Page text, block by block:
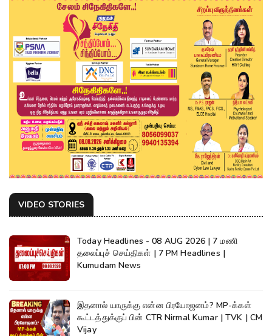
VIDEO STORIES
Today Headlines - 08 AUG 2026 | 7 மணி
தலைப்புச் செய்திகள் | 7 PM Headlines |
Kumudam News
இதனால் யாருக்கு என்ன பிரயோஜனம்? MP-க்கள்
கூட்டத்துக்குப் பின் CTR Nirmal Kumar | TVK | CM
Vijay